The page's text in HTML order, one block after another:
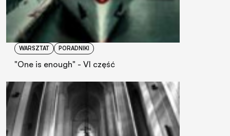
WARSZTAT PORADNIKI
"One is enough" - VI część